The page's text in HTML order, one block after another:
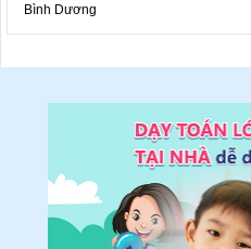
Bình Dương